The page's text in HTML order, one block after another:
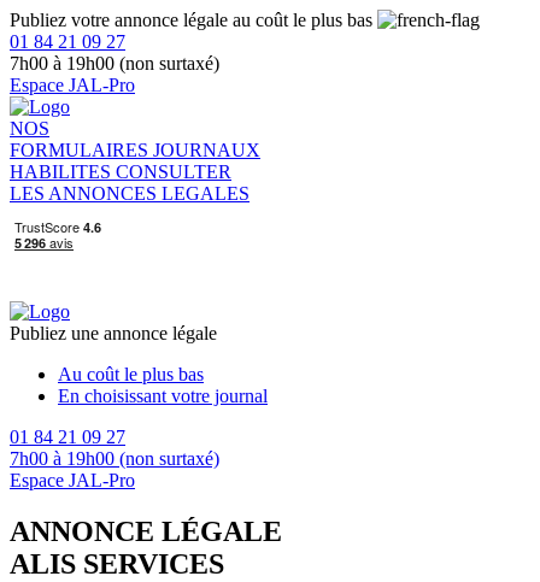
Publiez votre annonce légale au coût le plus bas
01 84 21 09 27
7h00 à 19h00 (non surtaxé)
Espace JAL-Pro
NOS
FORMULAIRES JOURNAUX
HABILITES CONSULTER
LES ANNONCES LEGALES
Publiez une annonce légale
Au coût le plus bas
En choisissant votre journal
01 84 21 09 27
7h00 à 19h00 (non surtaxé)
Espace JAL-Pro
ANNONCE LÉGALE
ALIS SERVICES